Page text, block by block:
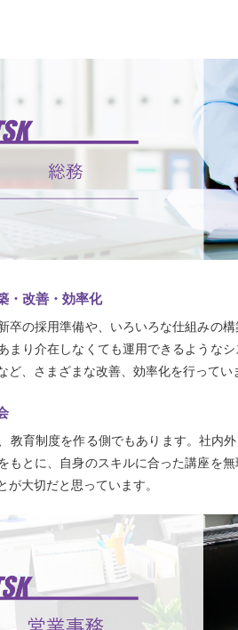
・改善・効率化
卒の採用準備や、いろいろな仕組みの
まり介在しなくても運用できるような
ど、さまざまな改善、効率化を行ってい
教育制度を作る側でもあります。社内
もとに、自身のスキルに合った講座を
が大切だと思っています。